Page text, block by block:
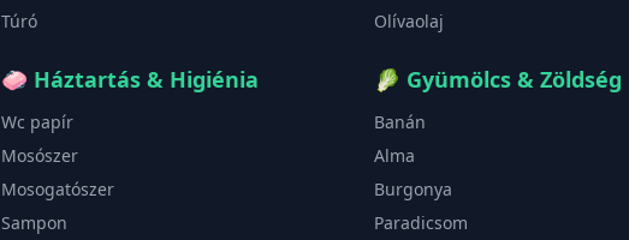
Túró
Olívaolaj
🧼 Háztartás & Higiénia
Wc papír
Mosószer
Mosogatószer
Sampon
🥬 Gyümölcs & Zöldség
Banán
Alma
Burgonya
Paradicsom